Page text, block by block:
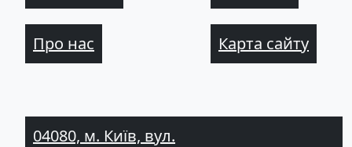
Про нас Карта сайту
04080, м. Київ, вул.